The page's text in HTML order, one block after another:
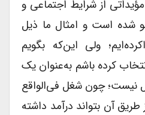
از شرایط اجتماعی و
است و امثال ما ذیل
ولی این‌که بگویم
کرده باشم به‌عنوان یک
نیست؛ چون شغل فی‌الواقع
آن بتواند درآمد داشته